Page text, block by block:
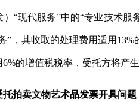
）“现代服务”中的“专业技术
”，其收取的处理费用适用
的增值税税率，受托方将产
托拍卖文物艺术品发票开具问题